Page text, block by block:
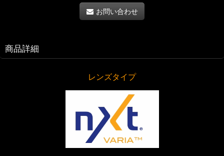
お問い合わせ
商品詳細
レンズタイプ